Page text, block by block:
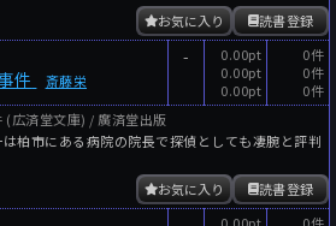
読書登録
お気に入り
件 斎藤栄
-
0.00pt
0.00pt
0.00pt
0件
0件
0件
(広済堂文庫) / 廣済堂出版
柏市にある病院の院長で探偵としても凄腕と評判
読書登録
お気に入り
0.00pt 0件